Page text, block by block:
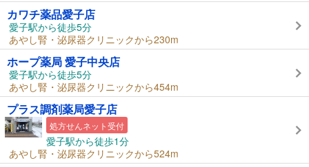
カワチ薬品愛子店
愛子駅から徒歩5分
あやし腎・泌尿器クリニックから230m
ホープ薬局 愛子中央店
愛子駅から徒歩5分
あやし腎・泌尿器クリニックから454m
プラス調剤薬局愛子店
処方せんネット受付
愛子駅から徒歩1分
あやし腎・泌尿器クリニックから524m